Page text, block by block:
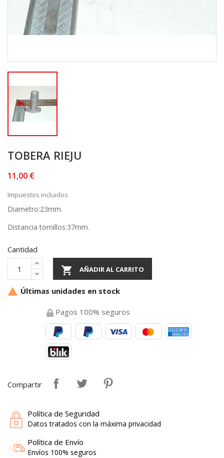
TOBERA RIEJU
11,00 €
Impuestos incluidos
Diametro:23mm.
Distancia tornillos:37mm.
Cantidad
 AÑADIR AL CARRITO
 Últimas unidades en stock
Pagos 100% seguros
Compartir
Política de Seguridad
Datos tratados con la máxima privacidad
Política de Envío
Envíos 100% seguros